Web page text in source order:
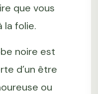
que vous
la folie.
noire est
d’un être
ou